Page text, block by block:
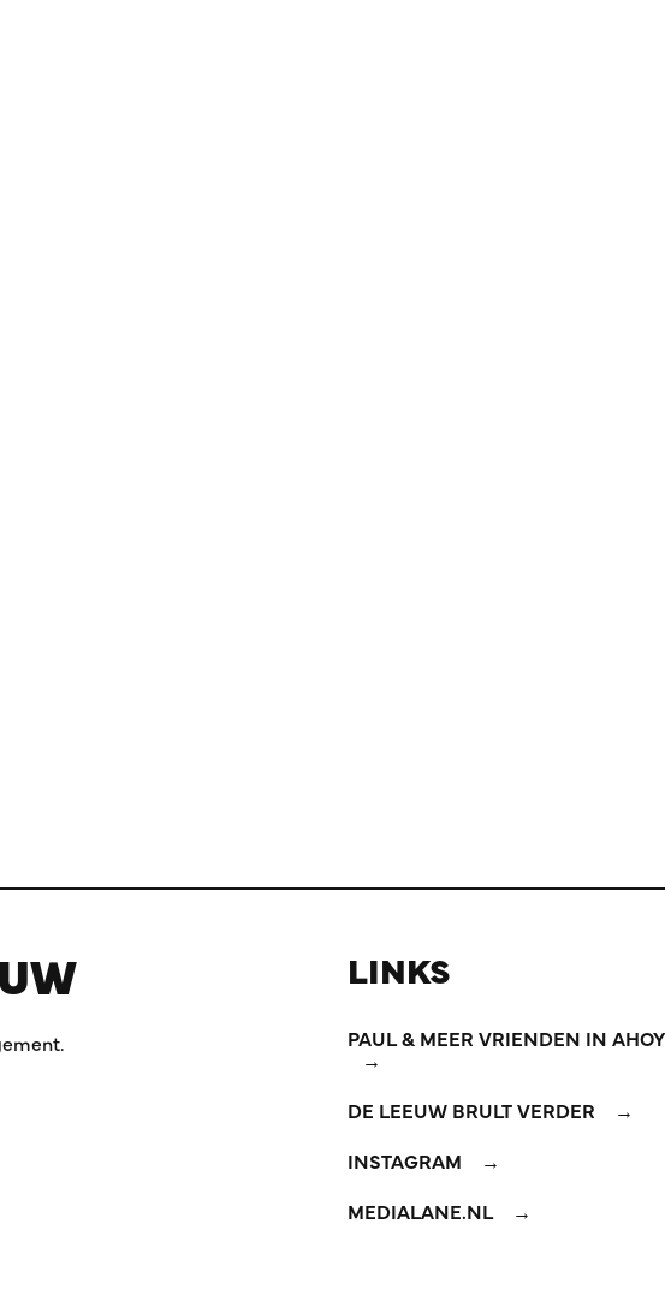
LINKS
PAUL & MEER VRIENDEN IN AHOY
DE LEEUW BRULT VERDER
INSTAGRAM
MEDIALANE.NL